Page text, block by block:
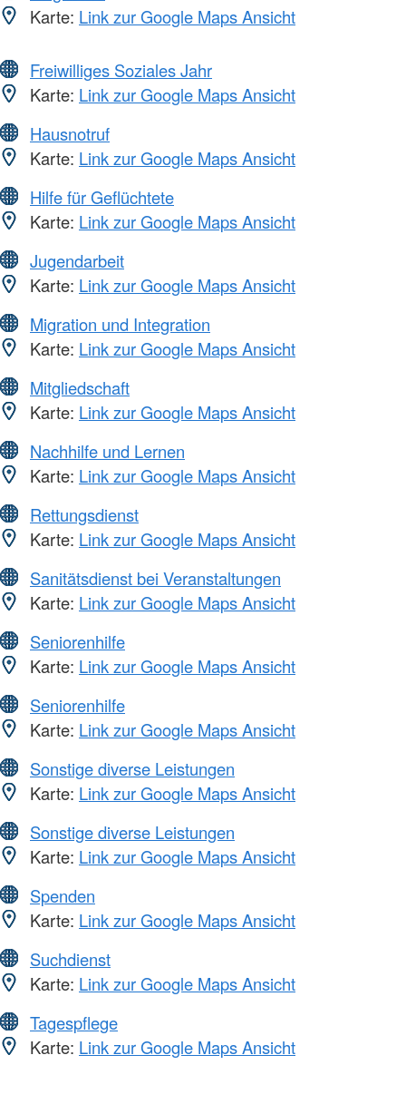
Karte: Link zur Google Maps Ansicht
Freiwilliges Soziales Jahr
Karte: Link zur Google Maps Ansicht
Hausnotruf
Karte: Link zur Google Maps Ansicht
Hilfe für Geflüchtete
Karte: Link zur Google Maps Ansicht
Jugendarbeit
Karte: Link zur Google Maps Ansicht
Migration und Integration
Karte: Link zur Google Maps Ansicht
Mitgliedschaft
Karte: Link zur Google Maps Ansicht
Nachhilfe und Lernen
Karte: Link zur Google Maps Ansicht
Rettungsdienst
Karte: Link zur Google Maps Ansicht
Sanitätsdienst bei Veranstaltungen
Karte: Link zur Google Maps Ansicht
Seniorenhilfe
Karte: Link zur Google Maps Ansicht
Seniorenhilfe
Karte: Link zur Google Maps Ansicht
Sonstige diverse Leistungen
Karte: Link zur Google Maps Ansicht
Sonstige diverse Leistungen
Karte: Link zur Google Maps Ansicht
Spenden
Karte: Link zur Google Maps Ansicht
Suchdienst
Karte: Link zur Google Maps Ansicht
Tagespflege
Karte: Link zur Google Maps Ansicht